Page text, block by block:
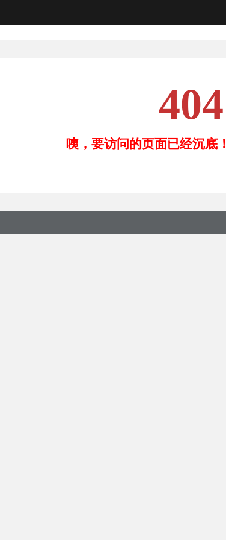
404
咦，要访问的页面已经沉底！